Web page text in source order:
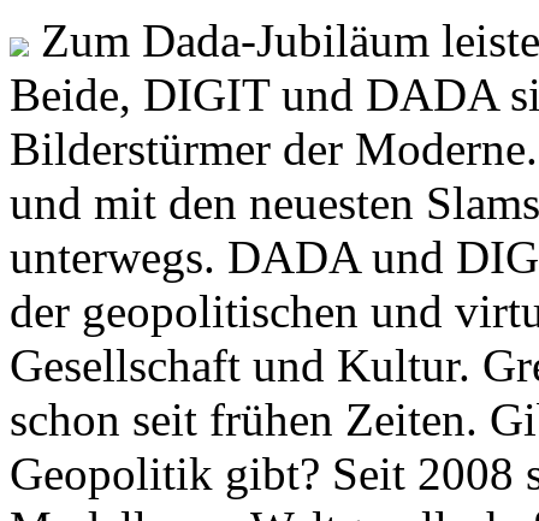
Zum Dada-Jubiläum
Beide, DIGIT und DADA
Bilderstürmer der
und mit den neuesten
unterwegs. DADA und
der geopolitischen und
Gesellschaft und Kultur.
schon seit frühen Zeiten.
Geopolitik gibt? Seit 2008